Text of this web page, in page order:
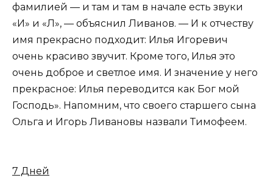
фамилией — и там и там в начале есть звуки
«И» и «Л», — объяснил Ливанов. — И к отчеству
имя прекрасно подходит: Илья Игоревич
очень красиво звучит. Кроме того, Илья это
очень доброе и светлое имя. И значение у него
прекрасное: Илья переводится как Бог мой
Господь». Напомним, что своего старшего сына
Ольга и Игорь Ливановы назвали Тимофеем.
7 Дней